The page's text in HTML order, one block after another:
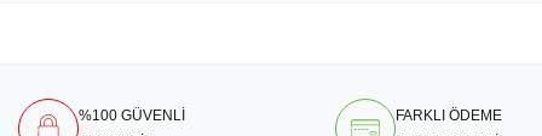
%100 GÜVENLİ
FARKLI ÖDEME